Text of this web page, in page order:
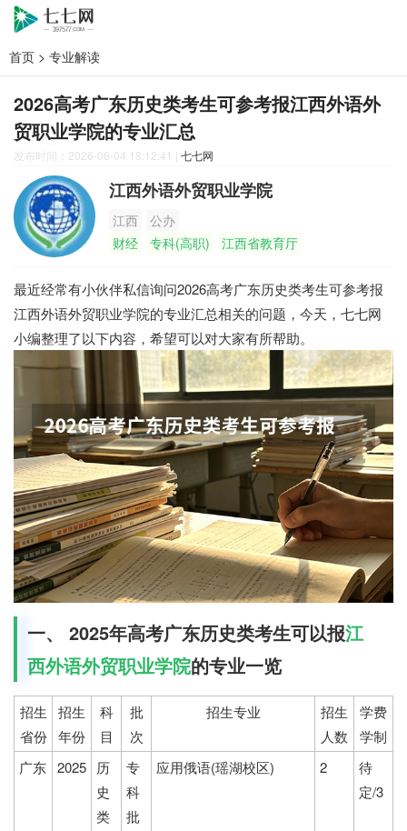
首页 > 专业解读
2026高考广东历史类考生可参考报江西外语外
贸职业学院的专业汇总
发布时间：2026-06-04 18:12:41 | 七七网
江西外语外贸职业学院
江西
公办
财经
专科(高职) 江西省教育厅
最近经常有小伙伴私信询问2026高考广东历史类考生可参考报
江西外语外贸职业学院的专业汇总相关的问题，今天，七七网
小编整理了以下内容，希望可以对大家有所帮助。
一、 2025年高考广东历史类考生可以报江
西外语外贸职业学院的专业一览
招生
省份
招生
年份
科
目
批
次
招生专业
招生
人数
学费
学制
广东 2025 历
史
类
专
科
批
应用俄语(瑶湖校区) 2
待
定/3